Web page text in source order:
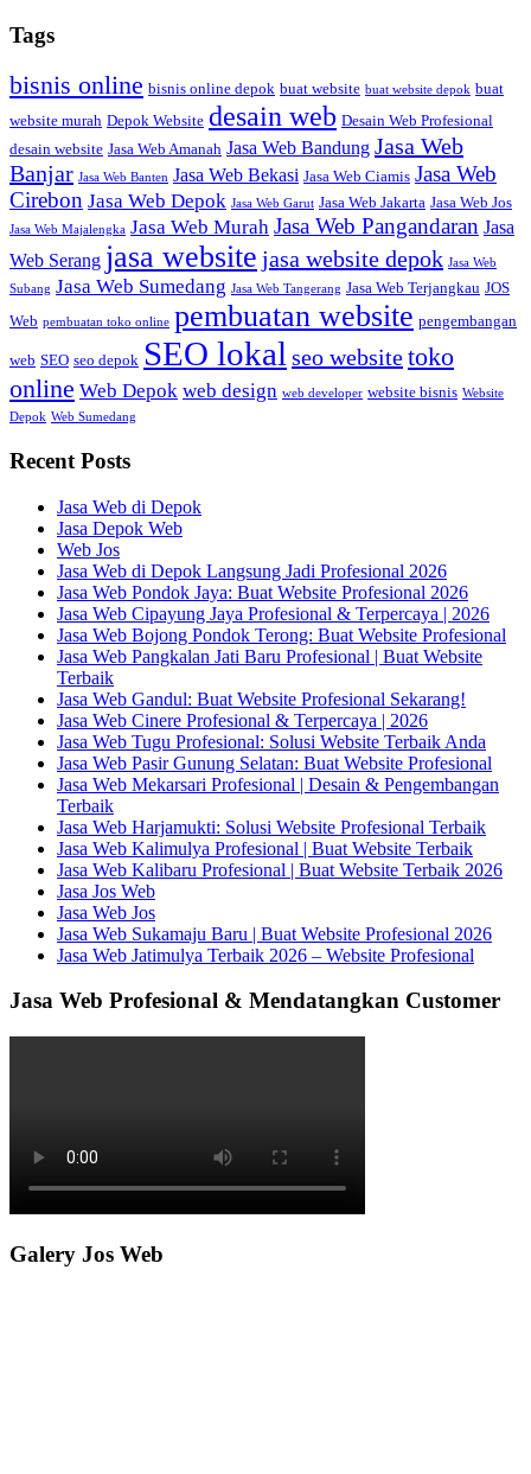
Tags
bisnis online bisnis online depok buat website buat website depok buat
website murah Depok Website desain web Desain Web Profesional
desain website Jasa Web Amanah Jasa Web Bandung Jasa Web
Banjar Jasa Web Banten Jasa Web Bekasi Jasa Web Ciamis Jasa Web
Cirebon Jasa Web Depok Jasa Web Garut Jasa Web Jakarta Jasa Web Jos
Jasa Web Majalengka Jasa Web Murah Jasa Web Pangandaran Jasa
Web Serang jasa website jasa website depok Jasa Web
Subang Jasa Web Sumedang Jasa Web Tangerang Jasa Web Terjangkau JOS
Web pembuatan toko online pembuatan website pengembangan
web SEO seo depok SEO lokal seo websitetoko
online Web Depok web design web developer website bisnis Website
Depok Web Sumedang
Recent Posts
Jasa Web di Depok
Jasa Depok Web
Web Jos
Jasa Web di Depok Langsung Jadi Profesional 2026
Jasa Web Pondok Jaya: Buat Website Profesional 2026
Jasa Web Cipayung Jaya Profesional & Terpercaya | 2026
Jasa Web Bojong Pondok Terong: Buat Website Profesional
Jasa Web Pangkalan Jati Baru Profesional | Buat Website
Terbaik
Jasa Web Gandul: Buat Website Profesional Sekarang!
Jasa Web Cinere Profesional & Terpercaya | 2026
Jasa Web Tugu Profesional: Solusi Website Terbaik Anda
Jasa Web Pasir Gunung Selatan: Buat Website Profesional
Jasa Web Mekarsari Profesional | Desain & Pengembangan
Terbaik
Jasa Web Harjamukti: Solusi Website Profesional Terbaik
Jasa Web Kalimulya Profesional | Buat Website Terbaik
Jasa Web Kalibaru Profesional | Buat Website Terbaik 2026
Jasa Jos Web
Jasa Web Jos
Jasa Web Sukamaju Baru | Buat Website Profesional 2026
Jasa Web Jatimulya Terbaik 2026 – Website Profesional
Jasa Web Profesional & Mendatangkan Customer
Galery Jos Web